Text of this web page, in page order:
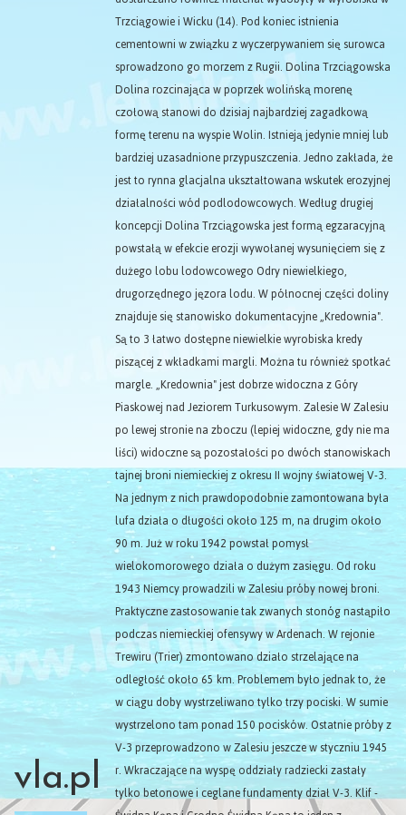
vla.pl
Trzciągowie i Wicku (14). Pod koniec istnienia
cementowni w związku z wyczerpywaniem się surowca
sprowadzono go morzem z Rugii. Dolina Trzciągowska
Dolina rozcinająca w poprzek wolińską morenę
czołową stanowi do dzisiaj najbardziej zagadkową
formę terenu na wyspie Wolin. Istnieją jedynie mniej lub
bardziej uzasadnione przypuszczenia. Jedno zakłada, że
jest to rynna glacjalna ukształtowana wskutek erozyjnej
działalności wód podlodowcowych. Według drugiej
koncepcji Dolina Trzciągowska jest formą egzaracyjną
powstałą w efekcie erozji wywołanej wysunięciem się z
dużego lobu lodowcowego Odry niewielkiego,
drugorzędnego jęzora lodu. W północnej części doliny
znajduje się stanowisko dokumentacyjne „Kredownia".
Są to 3 łatwo dostępne niewielkie wyrobiska kredy
piszącej z wkładkami margli. Można tu również spotkać
margle. „Kredownia" jest dobrze widoczna z Góry
Piaskowej nad Jeziorem Turkusowym. Zalesie W Zalesiu
po lewej stronie na zboczu (lepiej widoczne, gdy nie ma
liści) widoczne są pozostałości po dwóch stanowiskach
tajnej broni niemieckiej z okresu II wojny światowej V-3.
Na jednym z nich prawdopodobnie zamontowana była
lufa działa o długości około 125 m, na drugim około
90 m. Już w roku 1942 powstał pomysł
wielokomorowego działa o dużym zasięgu. Od roku
1943 Niemcy prowadzili w Zalesiu próby nowej broni.
Praktyczne zastosowanie tak zwanych stonóg nastąpiło
podczas niemieckiej ofensywy w Ardenach. W rejonie
Trewiru (Trier) zmontowano działo strzelające na
odległość około 65 km. Problemem było jednak to, że
w ciągu doby wystrzeliwano tylko trzy pociski. W sumie
wystrzelono tam ponad 150 pocisków. Ostatnie próby z
V-3 przeprowadzono w Zalesiu jeszcze w styczniu 1945
r. Wkraczające na wyspę oddziały radziecki zastały
tylko betonowe i ceglane fundamenty dział V-3. Klif -